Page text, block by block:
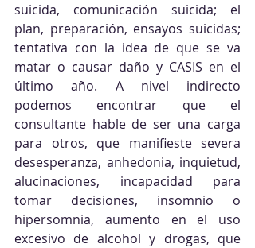
suicida, comunicación suicida; el
plan, preparación, ensayos suicidas;
tentativa con la idea de que se va
matar o causar daño y CASIS en el
último año. A nivel indirecto
podemos encontrar que el
consultante hable de ser una carga
para otros, que manifieste severa
desesperanza, anhedonia, inquietud,
alucinaciones, incapacidad para
tomar decisiones, insomnio o
hipersomnia, aumento en el uso
excesivo de alcohol y drogas, que